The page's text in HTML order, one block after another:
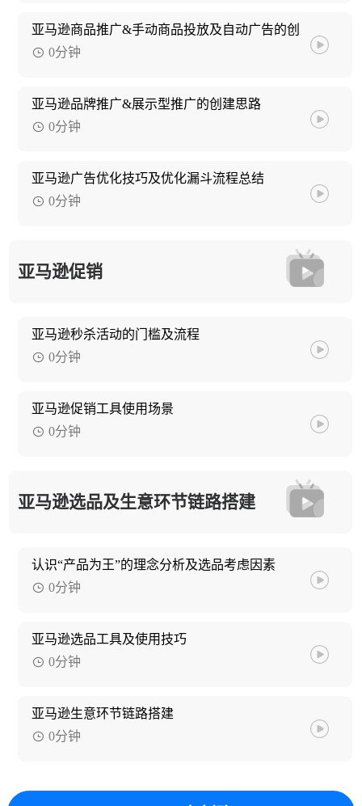
亚马逊商品推广&手动商品投放及自动广告的创建思路
0分钟
亚马逊品牌推广&展示型推广的创建思路
0分钟
亚马逊广告优化技巧及优化漏斗流程总结
0分钟
亚马逊促销
亚马逊秒杀活动的门槛及流程
0分钟
亚马逊促销工具使用场景
0分钟
亚马逊选品及生意环节链路搭建
认识“产品为王”的理念分析及选品考虑因素
0分钟
亚马逊选品工具及使用技巧
0分钟
亚马逊生意环节链路搭建
0分钟